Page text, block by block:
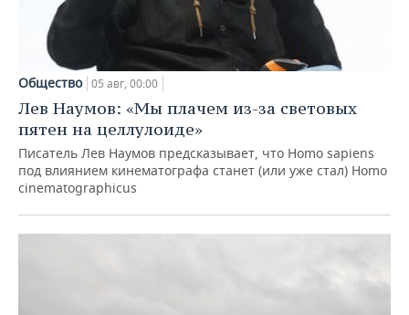
Общество 05 авг, 00:00
Лев Наумов: «Мы плачем из-за световых
пятен на целлулоиде»
Писатель Лев Наумов предсказывает, что Homo sapiens
под влиянием кинематографа станет (или уже стал) Homo
cinematographicus